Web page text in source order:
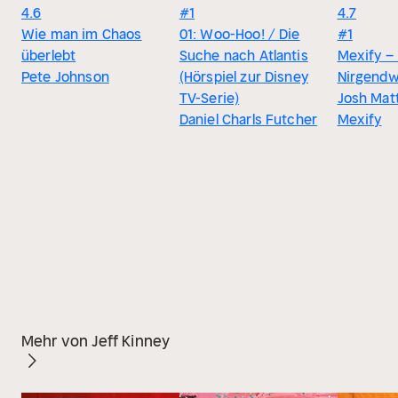
4.6
Wie man im Chaos
überlebt
Pete Johnson
#1
01: Woo-Hoo! / Die
Suche nach Atlantis
(Hörspiel zur Disney
TV-Serie)
Daniel Charls Futcher
4.7
#1
Mexify –
Josh
Mexify
Mehr von Jeff Kinney